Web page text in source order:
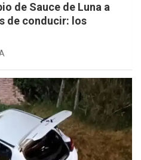
de Sauce de Luna a
de conducir: los